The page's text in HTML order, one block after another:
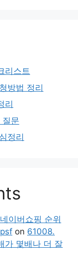
리스트
방법 정리
리
질문
정리
이버쇼핑 순위
on 61008.
가 몇배나 더 잘